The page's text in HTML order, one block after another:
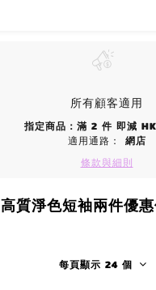
所有顧客適用
指定商品：滿 2 件 即減
適用通路： 網店
條款與細則
高質淨色短袖兩件優
每頁顯示 24 個